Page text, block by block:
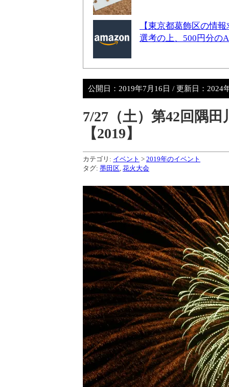
【東京都葛飾区の情
選考の上、500円分の
公開日： 2019年7月16日 / 更新日： 2024
7/27（土）第42回隅
【2019】
カテゴリ: イベント > 2019年のイベント
タグ: 墨田区 花火大会